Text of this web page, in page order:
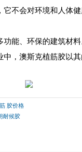
不会对环境和人体
能、环保的建筑材
，澳斯克植筋胶以
胶价格
耐候胶